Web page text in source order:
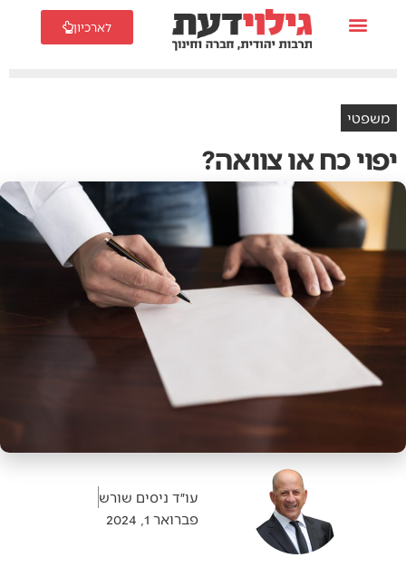
לארכיון
משפטי
יפוי כח או צוואה?
עו״ד ניסים שורש
פברואר 1, 2024